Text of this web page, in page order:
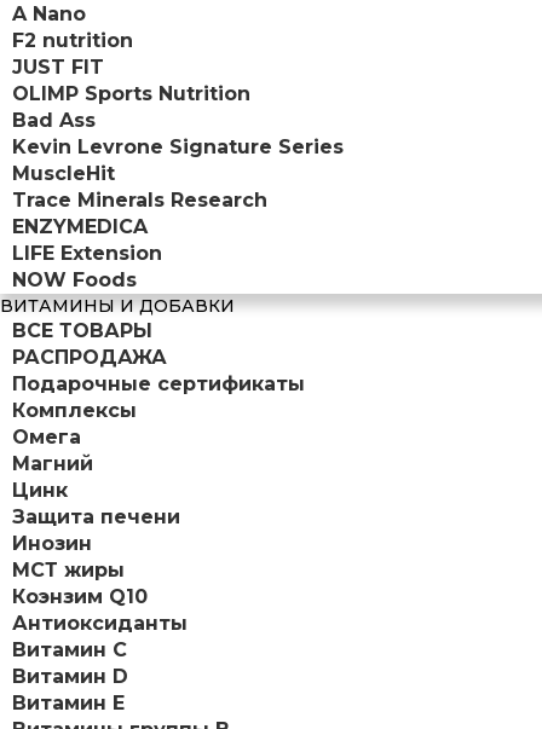
A Nano
F2 nutrition
JUST FIT
OLIMP Sports Nutrition
Bad Ass
Kevin Levrone Signature Series
MuscleHit
Trace Minerals Research
ENZYMEDICA
LIFE Extension
NOW Foods
ВИТАМИНЫ И ДОБАВКИ
ВСЕ ТОВАРЫ
РАСПРОДАЖА
Подарочные сертификаты
Комплексы
Омега
Магний
Цинк
Защита печени
Инозин
МСТ жиры
Коэнзим Q10
Антиоксиданты
Витамин С
Витамин D
Витамин Е